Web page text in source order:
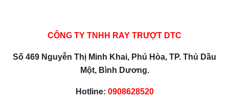
CÔNG TY TNHH RAY TRƯỢT DTC
Số 469 Nguyễn Thị Minh Khai, Phú Hòa, TP. Thủ Dầu
Một, Bình Dương.
Hotline: 0908628520